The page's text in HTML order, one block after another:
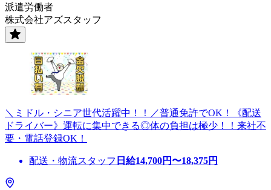
派遣労働者
株式会社アズスタッフ
＼ミドル・シニア世代活躍中！！／普通免許でOK！《配送
ドライバー》運転に集中できる◎体の負担は極少！！来社不
要・電話登録OK！
配送・物流スタッフ 日給14,700円〜18,375円